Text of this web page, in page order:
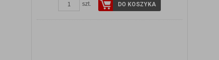
szt. DO KOSZYKA